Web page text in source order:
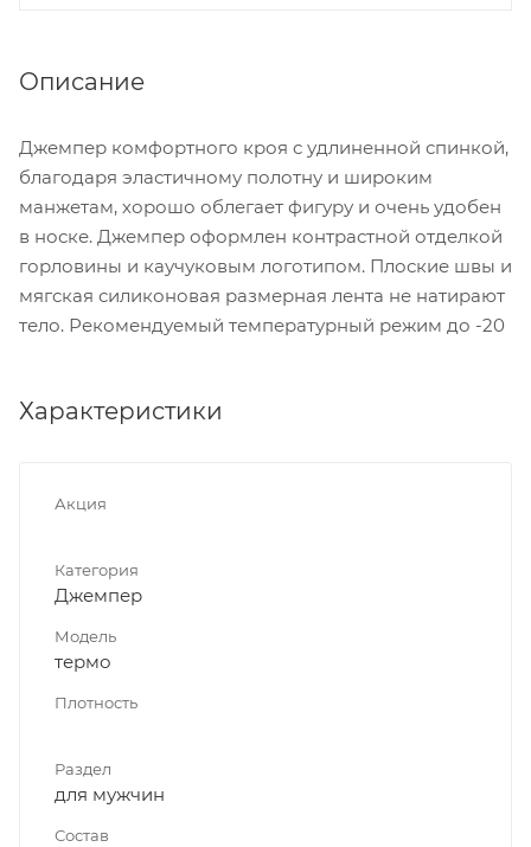
Описание
Джемпер комфортного кроя с удлиненной спинкой,
благодаря эластичному полотну и широким
манжетам, хорошо облегает фигуру и очень удобен
в носке. Джемпер оформлен контрастной отделкой
горловины и каучуковым логотипом. Плоские швы и
мягская силиконовая размерная лента не натирают
тело. Рекомендуемый температурный режим до -20
Характеристики
Акция
Категория
Джемпер
Модель
термо
Плотность
Раздел
для мужчин
Состав